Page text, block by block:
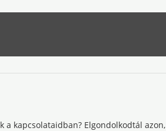
kapcsolataidban? Elgondolkodtál azon,